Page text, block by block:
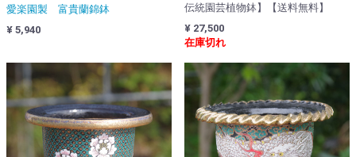
愛楽園製 富貴蘭錦鉢
¥ 5,940
伝統園芸植物鉢】【送料無料】
¥ 27,500
在庫切れ